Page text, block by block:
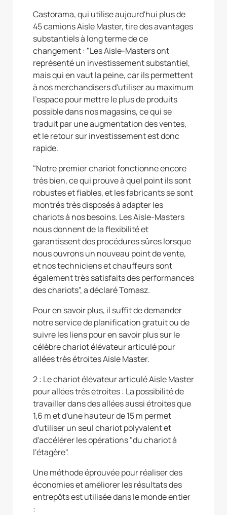
Castorama, qui utilise aujourd'hui plus de
45 camions Aisle Master, tire des avantages
substantiels à long terme de ce
changement : "Les Aisle-Masters ont
représenté un investissement substantiel,
mais qui en vaut la peine, car ils permettent
à nos merchandisers d'utiliser au maximum
l'espace pour mettre le plus de produits
possible dans nos magasins, ce qui se
traduit par une augmentation des ventes,
et le retour sur investissement est donc
rapide.
"Notre premier chariot fonctionne encore
très bien, ce qui prouve à quel point ils sont
robustes et fiables, et les fabricants se sont
montrés très disposés à adapter les
chariots à nos besoins. Les Aisle-Masters
nous donnent de la flexibilité et
garantissent des procédures sûres lorsque
nous ouvrons un nouveau point de vente,
et nos techniciens et chauffeurs sont
également très satisfaits des performances
des chariots", a déclaré Tomasz.
Pour en savoir plus, il suffit de demander
notre service de planification gratuit ou de
suivre les liens pour en savoir plus sur le
célèbre chariot élévateur articulé pour
allées très étroites Aisle Master.
2 : Le chariot élévateur articulé Aisle Master
pour allées très étroites : La possibilité de
travailler dans des allées aussi étroites que
1,6 m et d'une hauteur de 15 m permet
d'utiliser un seul chariot polyvalent et
d'accélérer les opérations "du chariot à
l'étagère".
Une méthode éprouvée pour réaliser des
économies et améliorer les résultats des
entrepôts est utilisée dans le monde entier
: